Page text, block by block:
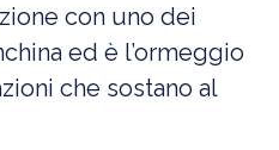
con uno dei
ed è l’ormeggio
che sostano al